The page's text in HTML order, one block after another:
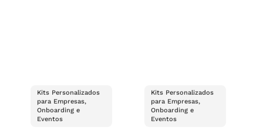
Kits Personalizados
para Empresas,
Onboarding e
Eventos
Kits Personalizados
para Empresas,
Onboarding e
Eventos